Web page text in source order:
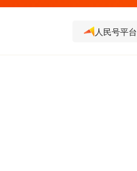
人民号平台